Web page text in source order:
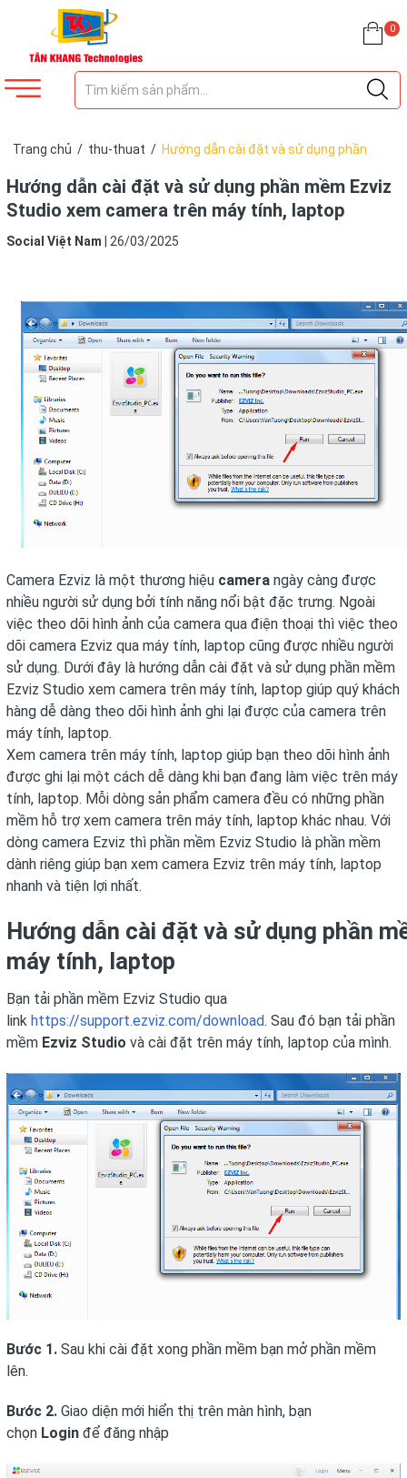
0
Trang chủ / thu-thuat / Hướng dẫn cài đặt và sử dụng phần
Hướng dẫn cài đặt và sử dụng phần mềm Ezviz
Studio xem camera trên máy tính, laptop
Social Việt Nam 26/03/2025
Camera Ezviz là một thương hiệu camera ngày càng được
nhiều người sử dụng bởi tính năng nổi bật đặc trưng. Ngoài
việc theo dõi hình ảnh của camera qua điện thoại thì việc theo
dõi camera Ezviz qua máy tính, laptop cũng được nhiều người
sử dụng. Dưới đây là hướng dẫn cài đặt và sử dụng phần mềm
Ezviz Studio xem camera trên máy tính, laptop giúp quý khách
hàng dễ dàng theo dõi hình ảnh ghi lại được của camera trên
máy tính, laptop.
Xem camera trên máy tính, laptop giúp bạn theo dõi hình ảnh
được ghi lại một cách dễ dàng khi bạn đang làm việc trên máy
tính, laptop. Mỗi dòng sản phẩm camera đều có những phần
mềm hỗ trợ xem camera trên máy tính, laptop khác nhau. Với
dòng camera Ezviz thì phần mềm Ezviz Studio là phần mềm
dành riêng giúp bạn xem camera Ezviz trên máy tính, laptop
nhanh và tiện lợi nhất.
Hướng dẫn cài đặt và sử dụng phần
máy tính, laptop
Bạn tải phần mềm Ezviz Studio qua
link https://support.ezviz.com/download. Sau đó bạn tải phần
mềm Ezviz Studio và cài đặt trên máy tính, laptop của mình.
Bước 1. Sau khi cài đặt xong phần mềm bạn mở phần mềm
lên.
Bước 2. Giao diện mới hiển thị trên màn hình, bạn
chọn Login để đăng nhập